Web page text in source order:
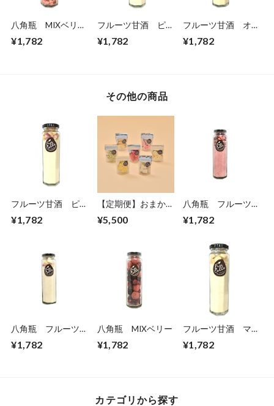
八角瓶 MIXベリ
¥1,782
フルーツ甘酒 ピー
¥1,782
フルーツ甘酒 オレ
¥1,782
その他の商品
フルーツ甘酒 ピー
¥1,782
【定期便】おまかせ
セット【1カ月に7
¥5,500
八角瓶 フルーツシ
¥1,782
八角瓶 フルーツシ
¥1,782
八角瓶 MIXベリー
¥1,782
フルーツ甘酒 マン
¥1,782
カテゴリから探す